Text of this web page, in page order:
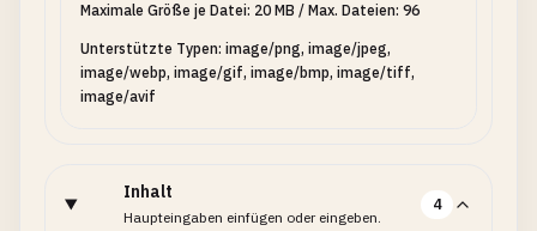
Maximale Größe je Datei: 20 MB / Max. Dateien: 96
Unterstützte Typen: image/png, image/jpeg,
image/webp, image/gif, image/bmp, image/tiff,
image/avif
Inhalt
Haupteingaben einfügen oder eingeben.
4